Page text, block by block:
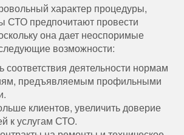
характер процедуры,
СТО предпочитают провести
она дает неоспоримые
возможности:
соответствия деятельности нормам
предъявляемым профильными
клиентов, увеличить доверие
к услугам СТО.